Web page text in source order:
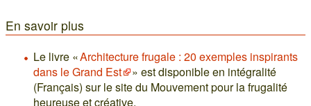
En savoir plus
Le livre «Architecture frugale : 20 exemples inspirants
dans le Grand Est
» est disponible en intégralité
(Français) sur le site du Mouvement pour la frugalité
heureuse et créative.